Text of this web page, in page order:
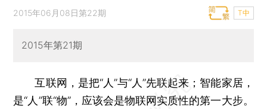
2015年06月08日第22期 T中
2015年第21期
互联网，是把“人”与“人”先联起来；智能家居，
是“人”联“物”，应该会是物联网实质性的第一大步。